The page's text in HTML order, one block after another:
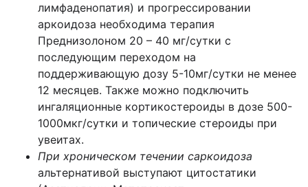
лимфаденопатия) и прогрессировании
аркоидоза необходима терапия
Преднизолоном 20 – 40 мг/сутки с
последующим переходом на
поддерживающую дозу 5-10мг/сутки не менее
12 месяцев. Также можно подключить
ингаляционные кортикостероиды в дозе 500-
1000мкг/сутки и топические стероиды при
увеитах.
При хроническом течении саркоидоза
альтернативой выступают цитостатики